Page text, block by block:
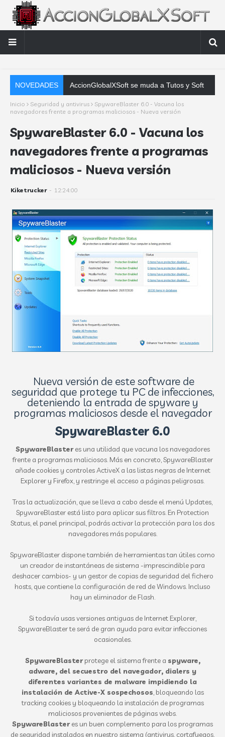
NOVEDADES Mozilla Firefox 137.0.2 en
Inicio Seguridad y antivirus
SpywareBlaster 6.0 - Vacuna los
navegadores frente a programas maliciosos - Nueva versión
SpywareBlaster 6.0 - Vacuna los
navegadores frente a programas
maliciosos - Nueva versión
Kiketrucker - 12:24:00
Nueva versión de este software de
seguridad que protege tu PC de infecciones,
deteniendo la entrada de spyware y
programas maliciosos desde el navegador
SpywareBlaster 6.0
SpywareBlasteres una utilidad que vacuna los navegadores
frente a programas maliciosos. Más en concreto, SpywareBlaster
añade cookies y controles ActiveX a las listas negras de Internet
Explorer y Firefox, y restringe el acceso a páginas peligrosas.
Tras la actualización, que se lleva a cabo desde el menú Updates,
SpywareBlaster está listo para aplicar sus filtros. En Protection
Status, el panel principal, podrás activar la protección para los dos
navegadores más populares.
SpywareBlaster dispone también de herramientas tan útiles como
un creador de instantáneas de sistema -imprescindible para
deshacer cambios- y un gestor de copias de seguridad del fichero
hosts, que contiene la configuración de red de Windows. Incluso
hay un eliminador de Flash.
Si todavía usas versiones antiguas de Internet Explorer,
SpywareBlaster te será de gran ayuda para evitar infecciones
ocasionales.
SpywareBlasterprotege el sistema frente a spyware,
adware, del secuestro del navegador, dialers y
diferentes variantes de malware impidiendo la
instalación de Active-X sospechosos, bloqueando las
tracking cookies y bloqueando la instalación de programas
maliciosos provenientes de páginas webs.
SpywareBlasteres un buen complemento para los programas
de seguridad instalados en nuestro sistema (antivirus, cortafuegos,